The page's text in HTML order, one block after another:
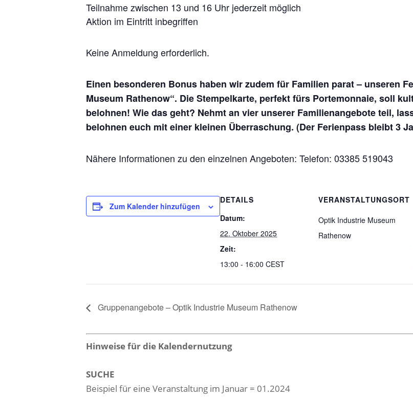
Teilnahme zwischen 13 und 16 Uhr jederzeit möglich
Aktion im Eintritt inbegriffen
Keine Anmeldung erforderlich.
Einen besonderen Bonus haben wir zudem für Familien parat – unseren
Museum Rathenow“. Die Stempelkarte, perfekt fürs Portemonnaie, soll
belohnen! Wie das geht? Nehmt an vier unserer Familienangebote teil,
belohnen euch mit einer kleinen Überraschung. (Der Ferienpass bleibt 3
Nähere Informationen zu den einzelnen Angeboten: Telefon: 03385 519043
Zum Kalender hinzufügen
DETAILS
Datum:
22. Oktober 2025
Zeit:
13:00 - 16:00 CEST
VERANSTALTUNGSORT
Optik Industrie Museum
Rathenow
Gruppenangebote – Optik Industrie Museum Rathenow
Hinweise für die Kalendernutzung
SUCHE
Beispiel für eine Veranstaltung im Januar = 01.2024